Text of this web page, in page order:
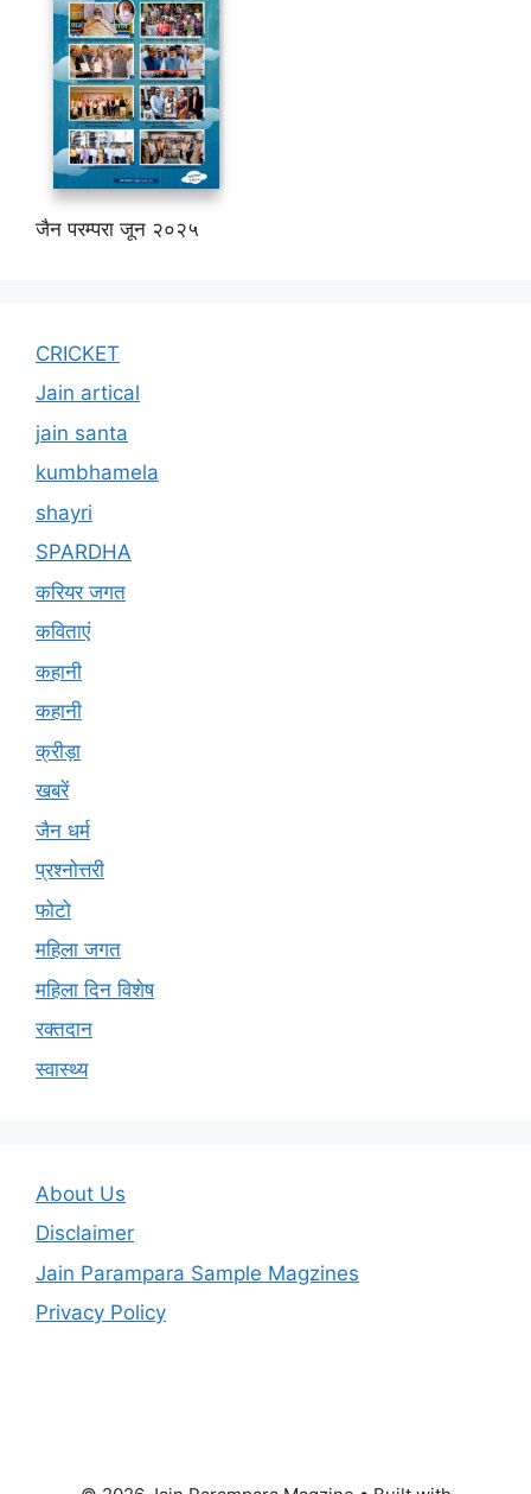
जैन परम्परा जून २०२५
CRICKET
Jain artical
jain santa
kumbhamela
shayri
SPARDHA
करियर जगत
कविताएं
कहानी
कहानी
क्रीड़ा
खबरें
जैन धर्म
प्रश्नोत्तरी
फोटो
महिला जगत
महिला दिन विशेष
रक्तदान
स्वास्थ्य
About Us
Disclaimer
Jain Parampara Sample Magzines
Privacy Policy